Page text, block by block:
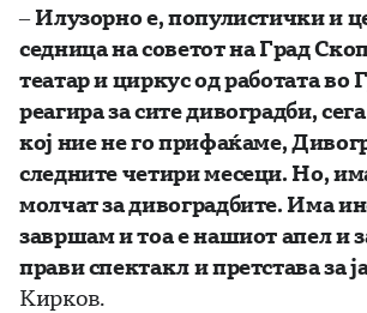
–Илузорно е, популистички и
седница на советот на Град
театар и циркус од работата
реагира за сите дивоградби,
кој ние не го прифаќаме,
следните четири месеци. Но,
молчат за дивоградбите. Има
завршам и тоа е нашиот апел и
прави спектакл и претстава за
Кирков.